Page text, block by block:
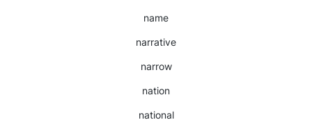
name
narrative
narrow
nation
national